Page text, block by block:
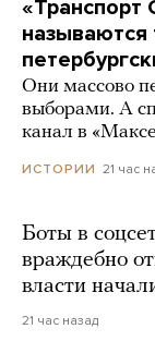
«Транспорт
Они массово
выборами. А
канал в
ИСТОРИИ 21 час
Боты в
враждебно
власти
21 час назад